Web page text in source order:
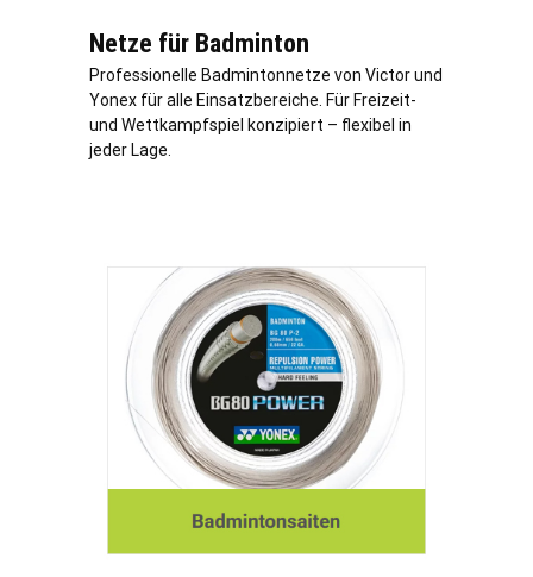
Netze für Badminton
Professionelle Badmintonnetze von Victor und
Yonex für alle Einsatzbereiche. Für Freizeit-
und Wettkampfspiel konzipiert – flexibel in
jeder Lage.